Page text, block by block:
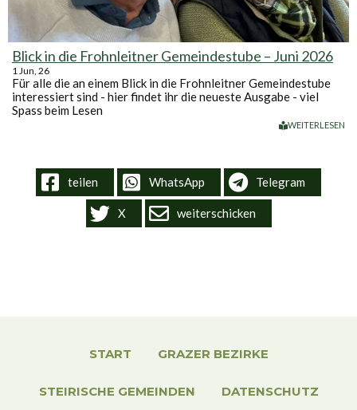
Blick in die Frohnleitner Gemeindestube – Juni 2026
1 Jun, 26
Für alle die an einem Blick in die Frohnleitner Gemeindestube
interessiert sind - hier findet ihr die neueste Ausgabe - viel
Spass beim Lesen
WEITERLESEN
teilen WhatsApp Telegram
X weiterschicken
START GRAZER BEZIRKE
STEIRISCHE GEMEINDEN DATENSCHUTZ